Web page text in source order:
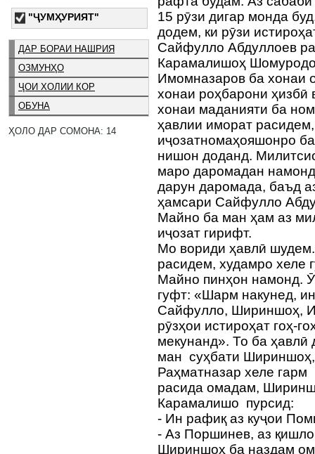
"ҶУМҲУРИЯТ"
ДАР БОРАИ НАШРИЯ
ОЗМУНҲО
ҶОИ ХОЛИИ КОР
ОБУНА
ҲОЛО ДАР СОМОНА: 14
15 рӯзи дигар монда
додем, ки рӯзи
Сайфулло Абдуллоев
Карамалишоҳ
Имомназаров ба хонаи
хонаи роҳбарони ҳизбӣ
хонаи маданияти ба
ҳавлии иморат
иҷозатномаҳояшонро
нишон доданд.
маро даромадан
дарун даромада, баъд
ҳамсари Сайфулло
Майно ба ман ҳам аз
иҷозат гирифт.
Мо вориди ҳавлӣ
расидем, худамро хеле
Майно пинҳон намонд.
гуфт: «Шарм накунед,
Сайфулло, Шириншоҳ,
рӯзҳои истироҳат гоҳ-
мекунанд». То ба
ман суҳбати
Раҳматназар хеле
расида омадам,
Карамалишо пурсид:
- Ин рафиқ аз куҷои
- Аз Поршинев, аз
Шириншоҳ ба наздам